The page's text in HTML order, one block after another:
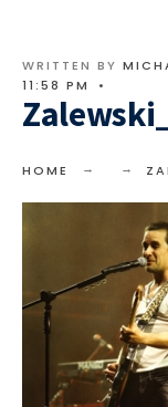
WRITTEN BY
11:58 PM
•
HOME